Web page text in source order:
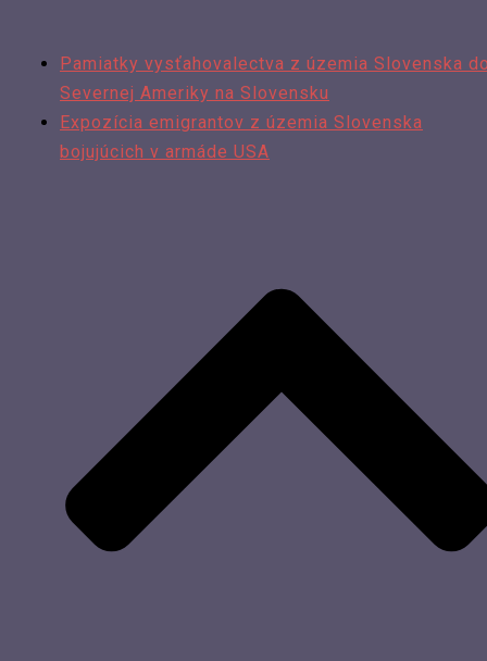
Pamiatky vysťahovalectva z územia Slovenska
Severnej Ameriky na Slovensku
Expozícia emigrantov z územia Slovenska
bojujúcich v armáde USA